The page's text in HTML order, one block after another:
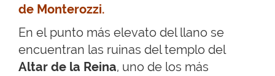
de Monterozzi.
En el punto más elevato del llano se
encuentran las ruinas del templo del
Altar de la Reina, uno de los más